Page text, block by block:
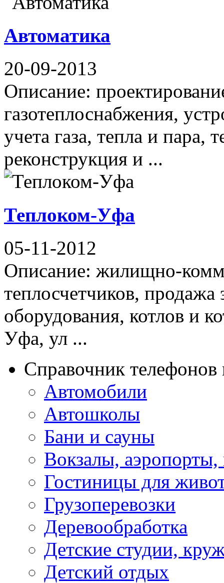
Автоматика
20-09-2013
Описание:
газотеплоснабжения,
учета газа, тепла и пара,
реконструкция и ...
Теплоком-Уфа
05-11-2012
Описание: жилищно-
теплосчетчиков, продажа
оборудования, котлов и
Уфа, ул ...
Справочник
Автомобили
Автошколы
Бани и сауны
Вокзалы,
Гостиницы для
Грузоперевозки
Деревообработка
Детские студии,
Детский отдых